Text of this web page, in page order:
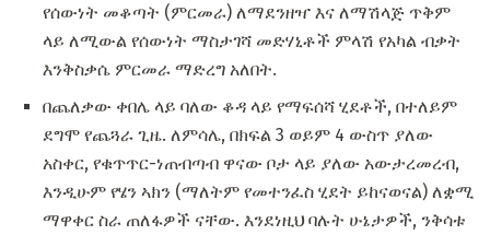
የሰውነት መቆጣት (ምርመራ) ለማደንዘዣ እና ለማሽላጅ ጥቅም
ላይ ለሚውል የሰውነት ማስታገሻ መድሃኒቶች ምላሽ የአካል ብቃት
እንቅስቃሴ ምርመራ ማድረግ አለበት.
በጨለቃው ቀበሌ ላይ ባለው ቆዳ ላይ የማፍሰሻ ሂደቶች, በተለይም
ደግሞ የጨጓራ ​​ጊዜ. ለምሳሌ, በክፍል 3 ወይም 4 ውስጥ ያለው
አስቀር, የቁጥጥር-ነጠብጣብ ዋናው ቦታ ላይ ያለው አውታረመረብ,
እንዲሁም የሄን ኣክን (ማለትም የመተንፈስ ሂደት ይከናወናል) ለቋሚ
ማዋቀር ስራ ጠለፋዎች ናቸው. እንደነዚህ ባሉት ሁኔታዎች, ንቅሳቱ